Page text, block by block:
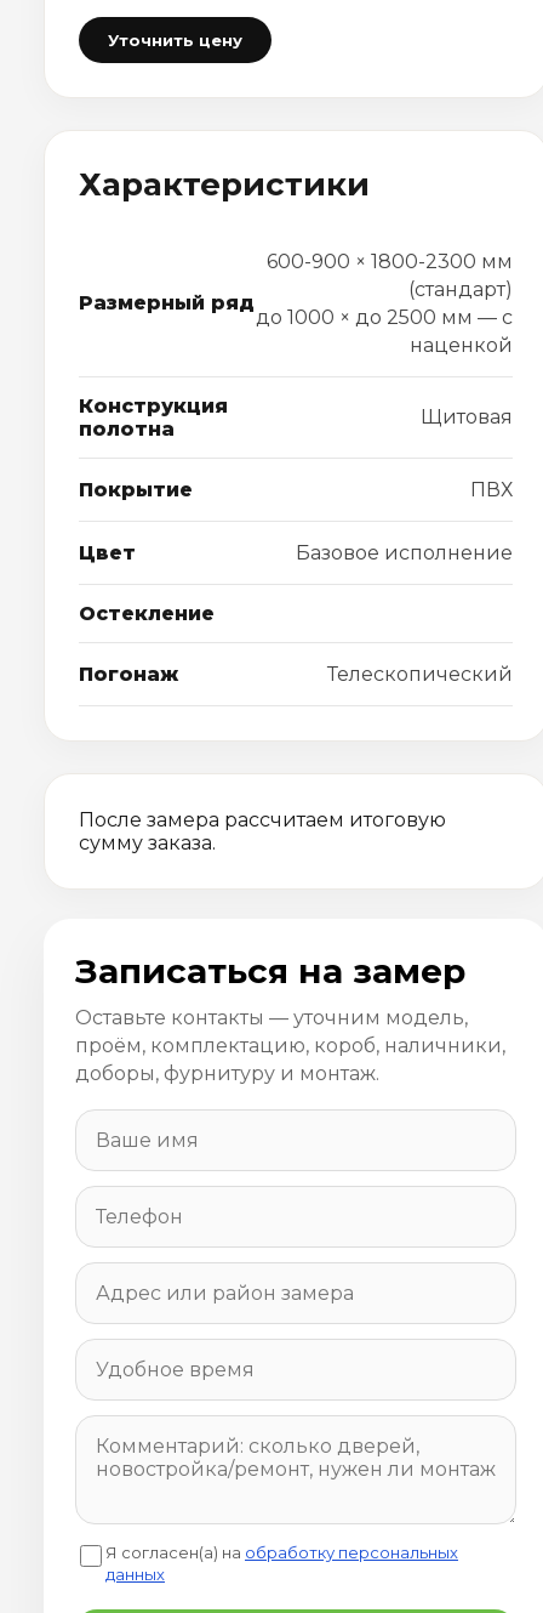
Уточнить цену
Характеристики
Размерный ряд
600-900 × 1800-2300 мм
(стандарт)
до 1000 × до 2500 мм — с
наценкой
Конструкция
полотна
Щитовая
Покрытие ПВХ
Цвет Базовое исполнение
Остекление
Погонаж Телескопический
После замера рассчитаем итоговую
сумму заказа.
Записаться на замер
Оставьте контакты — уточним модель,
проём, комплектацию, короб, наличники,
доборы, фурнитуру и монтаж.
Я согласен(а) на обработку персональных
данных